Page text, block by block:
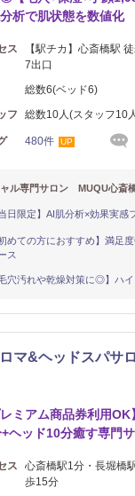
析で肌状態を数値化
ス
【駅チカ】心斎橋駅
7出口
総数6(ベッド6)
フ
総数10人(スタッフ10
480件 UP
ル専門サロン MUQU心斎
当日限定】AI肌分析×効果実感
初めての方におすすめ】満足
ス
毛穴汚れや乾燥対策に◎】ハ
マ&ヘッドスパサ
レミアム商品券利用
ヘッド10分癒す専門
ス
心斎橋駅1分・長堀橋
歩15分